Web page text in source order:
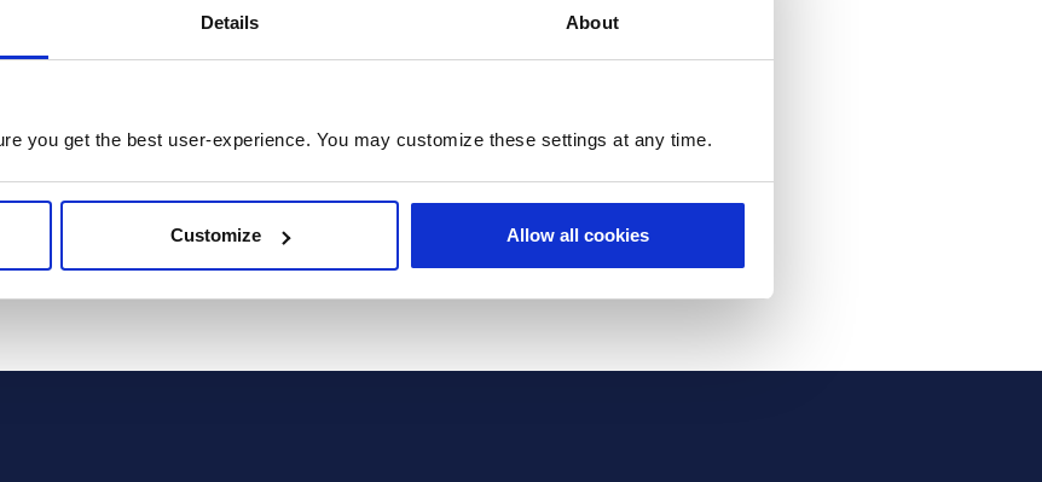
Details About
you get the best user-experience. You may customize these settings at any time.
Customize Allow all cookies
about solutions, news and events I am interested in via email. I can change these preferences at any
cookie (CUVID) which means personal information will be transmitted